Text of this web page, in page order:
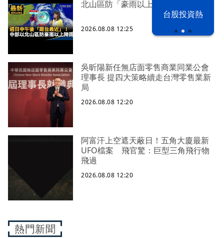
台股投資熱
北山區防「豪雨以上降雨」
2026.08.08 12:25
吳昕陽新任無店面零售商業同業公會
理事長 提四大策略續走台灣零售業新
局
2026.08.08 12:20
阿富汗上空遮天蔽日！五角大廈最新
UFO檔案 飛官驚：巨型三角飛行物
飛過
2026.08.08 12:20
熱門新聞